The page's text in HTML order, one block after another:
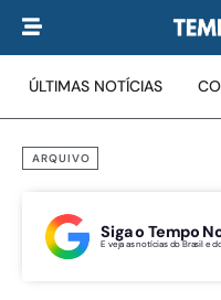
ÚLTIMAS NOTÍCIAS
ARQUIVO
Siga o Tempo
E veja as notícias do Brasil e